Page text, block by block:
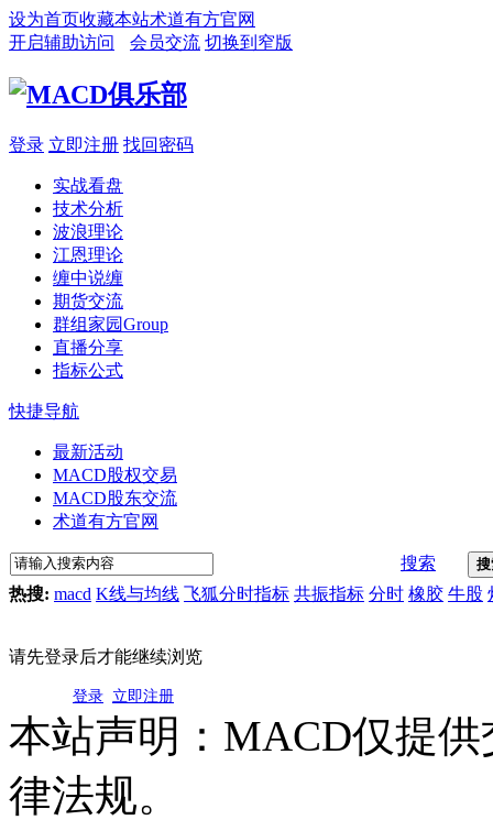
设为首页收藏本站术道有方官网
开启辅助访问
会员交流 切换到窄版
登录 立即注册 找回密码
实战看盘
技术分析
波浪理论
江恩理论
缠中说缠
期货交流
群组家园Group
直播分享
指标公式
快捷导航
最新活动
MACD股权交易
MACD股东交流
术道有方官网
搜索
热搜: macd K线与均线 飞狐分时指标 共振指标 分时 橡胶 牛股
请先登录后才能继续浏览
登录 立即注册
本站声明：MACD仅提
律法规。